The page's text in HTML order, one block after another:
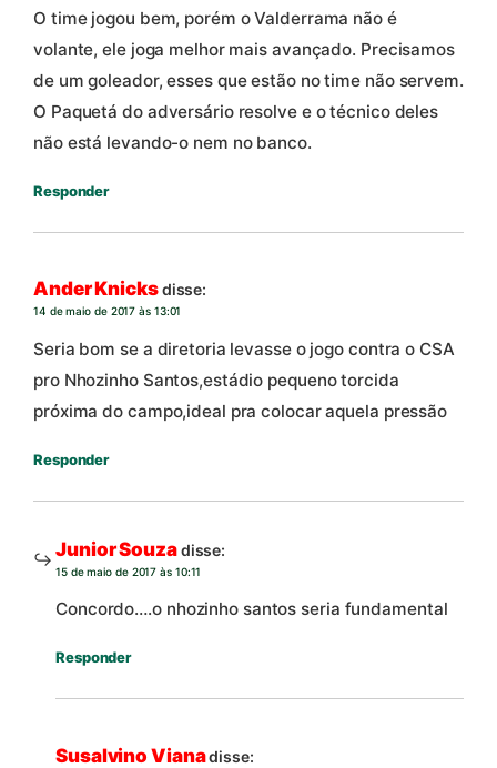
O time jogou bem, porém o Valderrama não é
volante, ele joga melhor mais avançado. Precisamos
de um goleador, esses que estão no time não servem.
O Paquetá do adversário resolve e o técnico deles
não está levando-o nem no banco.
Responder
Ander Knicksdisse:
14 de maio de 2017 às 13:01
Seria bom se a diretoria levasse o jogo contra o CSA
pro Nhozinho Santos,estádio pequeno torcida
próxima do campo,ideal pra colocar aquela pressão
Responder
Junior Souzadisse:
15 de maio de 2017 às 10:11
Concordo….o nhozinho santos seria fundamental
Responder
Susalvino Vianadisse: